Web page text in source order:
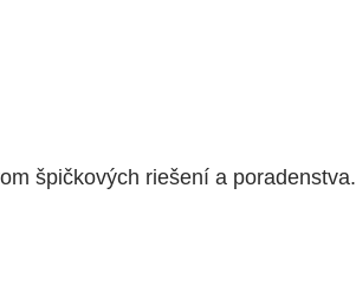
špičkových riešení a poradenstva.